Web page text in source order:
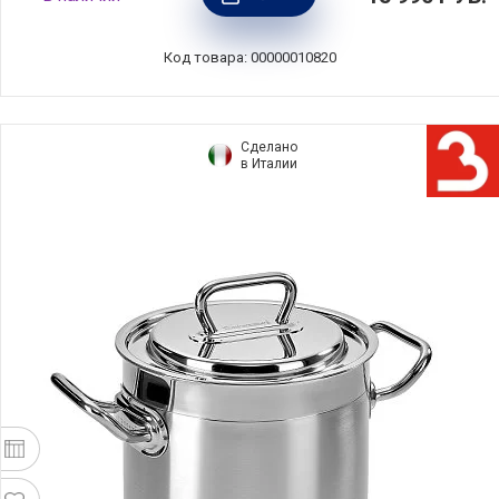
BEKA, Бельгия, 13811244
Код товара: 00000010820
Сделано
в Италии